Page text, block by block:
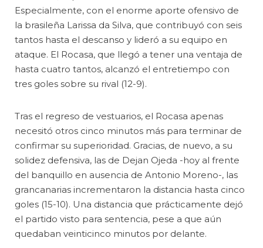
Especialmente, con el enorme aporte ofensivo de
la brasileña Larissa da Silva, que contribuyó con seis
tantos hasta el descanso y lideró a su equipo en
ataque. El Rocasa, que llegó a tener una ventaja de
hasta cuatro tantos, alcanzó el entretiempo con
tres goles sobre su rival (12-9).
Tras el regreso de vestuarios, el Rocasa apenas
necesitó otros cinco minutos más para terminar de
confirmar su superioridad. Gracias, de nuevo, a su
solidez defensiva, las de Dejan Ojeda -hoy al frente
del banquillo en ausencia de Antonio Moreno-, las
grancanarias incrementaron la distancia hasta cinco
goles (15-10). Una distancia que prácticamente dejó
el partido visto para sentencia, pese a que aún
quedaban veinticinco minutos por delante.